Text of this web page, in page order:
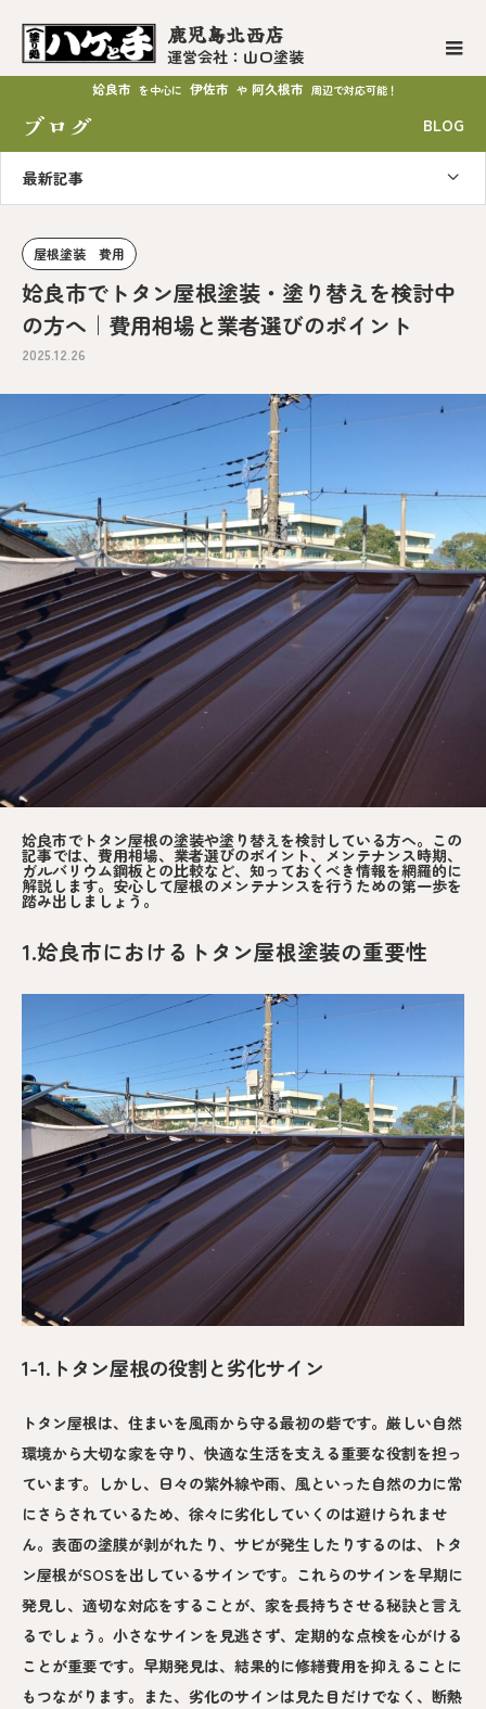
鹿児島北西店
運営会社：山口塗装
姶良市 を中心に 伊佐市 や 阿久根市 周辺で対応可能！
ブログ BLOG
最新記事
屋根塗装 費用
姶良市でトタン屋根塗装・塗り替えを検討中
の方へ｜費用相場と業者選びのポイント
2025.12.26
姶良市でトタン屋根の塗装や塗り替えを検討している方へ。この
記事では、費用相場、業者選びのポイント、メンテナンス時期、
ガルバリウム鋼板との比較など、知っておくべき情報を網羅的に
解説します。安心して屋根のメンテナンスを行うための第一歩を
踏み出しましょう。
1.姶良市におけるトタン屋根塗装の重要性
1-1.トタン屋根の役割と劣化サイン
トタン屋根は、住まいを風雨から守る最初の砦です。厳しい自然
環境から大切な家を守り、快適な生活を支える重要な役割を担っ
ています。しかし、日々の紫外線や雨、風といった自然の力に常
にさらされているため、徐々に劣化していくのは避けられませ
ん。表面の塗膜が剥がれたり、サビが発生したりするのは、トタ
ン屋根がSOSを出しているサインです。これらのサインを早期に
発見し、適切な対応をすることが、家を長持ちさせる秘訣と言え
るでしょう。小さなサインを見逃さず、定期的な点検を心がける
ことが重要です。早期発見は、結果的に修繕費用を抑えることに
もつながります。また、劣化のサインは見た目だけでなく、断熱